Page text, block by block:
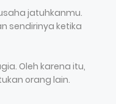
jatuhkanmu.
sendirinya ketika
Oleh karena itu,
orang lain.